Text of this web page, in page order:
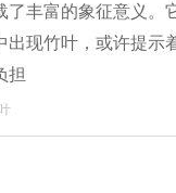
了丰富的象征意义。
出现竹叶，或许提
担